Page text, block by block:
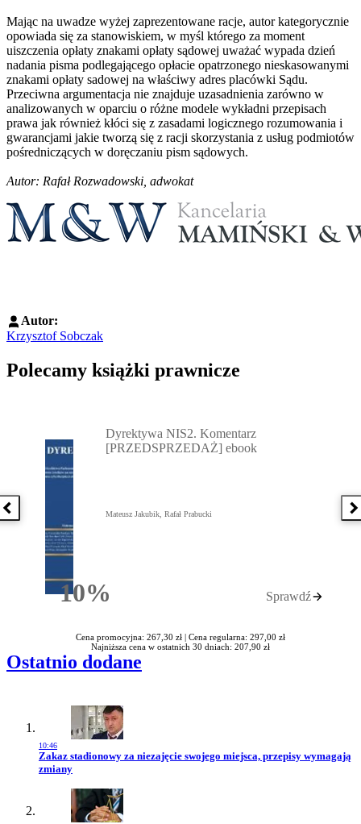
Mając na uwadze wyżej zaprezentowane racje, autor kategorycznie
opowiada się za stanowiskiem, w myśl którego za moment
uiszczenia opłaty znakami opłaty sądowej uważać wypada dzień
nadania pisma podlegającego opłacie opatrzonego nieskasowanymi
znakami opłaty sadowej na właściwy adres placówki Sądu.
Przeciwna argumentacja nie znajduje uzasadnienia zarówno w
analizowanych w oparciu o różne modele wykładni przepisach
prawa jak również kłóci się z zasadami logicznego rozumowania i
gwarancjami jakie tworzą się z racji skorzystania z usług podmiotów
pośredniczących w doręczaniu pism sądowych.
Autor: Rafał Rozwadowski, adwokat
Autor:
Krzysztof Sobczak
Polecamy książki prawnicze
Poprzednia książka
10%Rabatu
Dyrektywa NIS2. Komentarz
[PRZEDSPRZEDAŻ] ebook
Mateusz Jakubik, Rafał Prabucki
Sprawdź
Cena promocyjna: 267,30 zł | Cena regularna: 297,00 zł
Najniższa cena w ostatnich 30 dniach: 207,90 zł
Ostatnio dodane
10:46
Przejdź do artykułu:
Zakaz stadionowy za niezajęcie swojego miejsca, przepisy wymagają
zmiany